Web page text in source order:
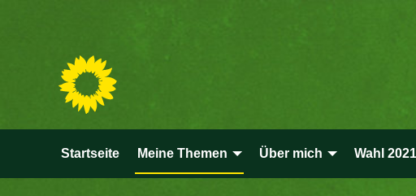
Startseite Meine Themen Über mich Wahl 2021